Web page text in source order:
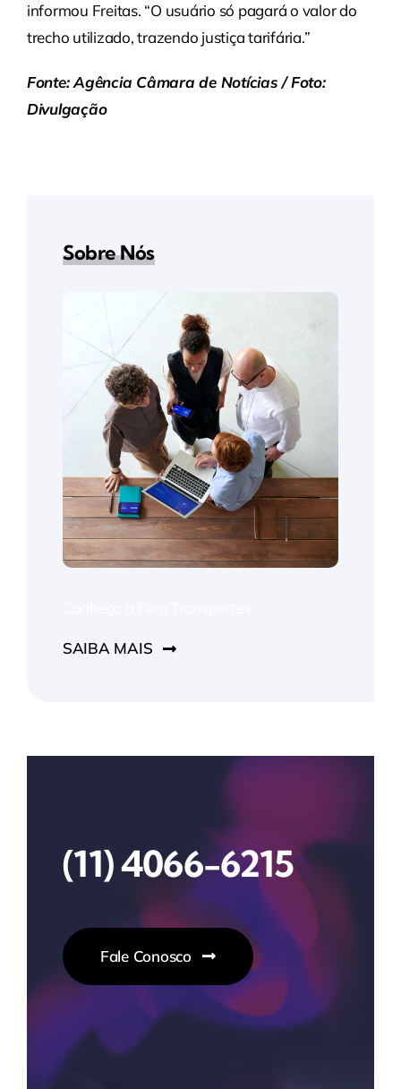
informou Freitas. “O usuário só pagará o valor do
trecho utilizado, trazendo justiça tarifária.”
Fonte: Agência Câmara de Notícias / Foto:
Divulgação
Sobre Nós
SAIBA MAIS
(11) 4066-6215
Fale Conosco